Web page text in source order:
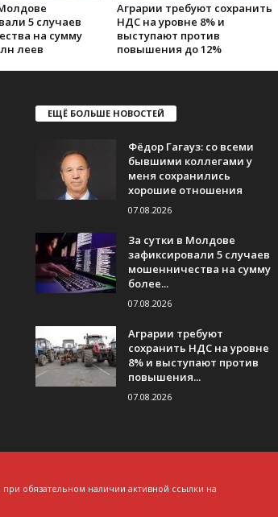
5 случаев
на сумму
леев
Аграрии требуют сохранить
НДС на уровне 8% и
выступают против
повышения до 12%
ЕЩЁ БОЛЬШЕ НОВОСТЕЙ
Фёдор Гагауз: со всеми
бывшими коллегами у
меня сохранились
хорошие отношения
07.08.2026
За сутки в Молдове
зафиксировали 5 случаев
мошенничества на сумму
более...
07.08.2026
Аграрии требуют
сохранить НДС на уровне
8% и выступают против
повышения...
07.08.2026
обязательном наличии активной ссылки на